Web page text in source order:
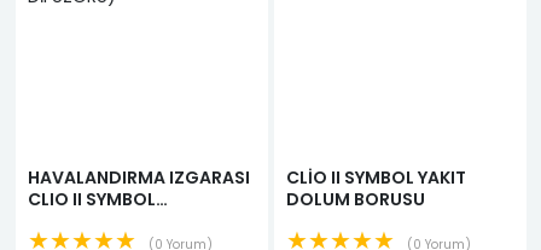
HAVALANDIRMA IZGARASI
CLIO II SYMBOL
YÖNLENDİRİCİSİ)
★★★★★ 0 Yorum
CLİO II SYMBOL YAKIT
DOLUM BORUSU
★★★★★ 0 Yorum